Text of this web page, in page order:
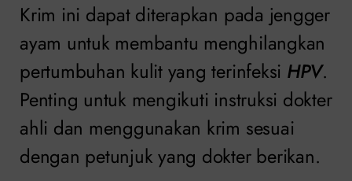
Krim ini dapat diterapkan pada jengger
ayam untuk membantu menghilangkan
pertumbuhan kulit yang terinfeksi HPV.
Penting untuk mengikuti instruksi dokter
ahli dan menggunakan krim sesuai
dengan petunjuk yang dokter berikan.